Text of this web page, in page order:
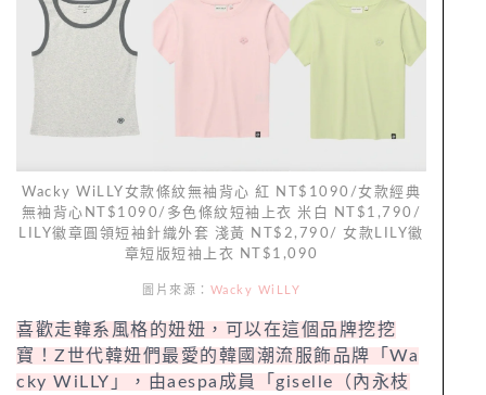
Wacky WiLLY女款條紋無袖背心 紅 NT$1090/女款經典
無袖背心NT$1090/多色條紋短袖上衣 米白 NT$1,790/
LILY徽章圓領短袖針織外套 淺黃 NT$2,790/ 女款LILY徽
章短版短袖上衣 NT$1,090
圖片來源： Wacky WiLLY
喜歡走韓系風格的妞妞，可以在這個品牌挖挖
寶！Z世代韓妞們最愛的韓國潮流服飾品牌「Wa
cky WiLLY」，由aespa成員「giselle（內永枝